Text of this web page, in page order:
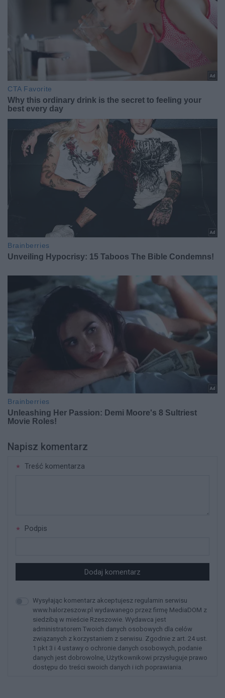
Napisz komentarz
Treść komentarza
Podpis
Dodaj komentarz
Wysyłając komentarz akceptujesz regulamin serwisu
www.halorzeszow.pl wydawanego przez firmę MediaDOM z
siedzibą w mieście Rzeszowie. Wydawca jest
administratorem Twoich danych osobowych dla celów
związanych z korzystaniem z serwisu. Zgodnie z art. 24 ust.
1 pkt 3 i 4 ustawy o ochronie danych osobowych, podanie
danych jest dobrowolne, Użytkownikowi przysługuje prawo
dostępu do treści swoich danych i ich poprawiania.